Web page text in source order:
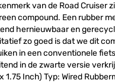
van de Road Cruiser
compound. Een rubber
hernieuwbaar en
zo goed is dat we dit
in een conventionele
in de zwarte versie
1.75 Inch) Typ: Wired